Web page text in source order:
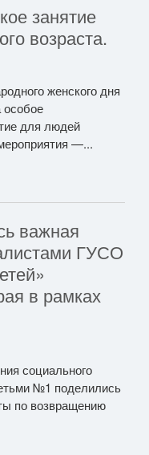
занятие
возраста.
женского дня
особое
для людей
—...
важная
ГУСО
в рамках
социального
№1 поделились
по возвращению